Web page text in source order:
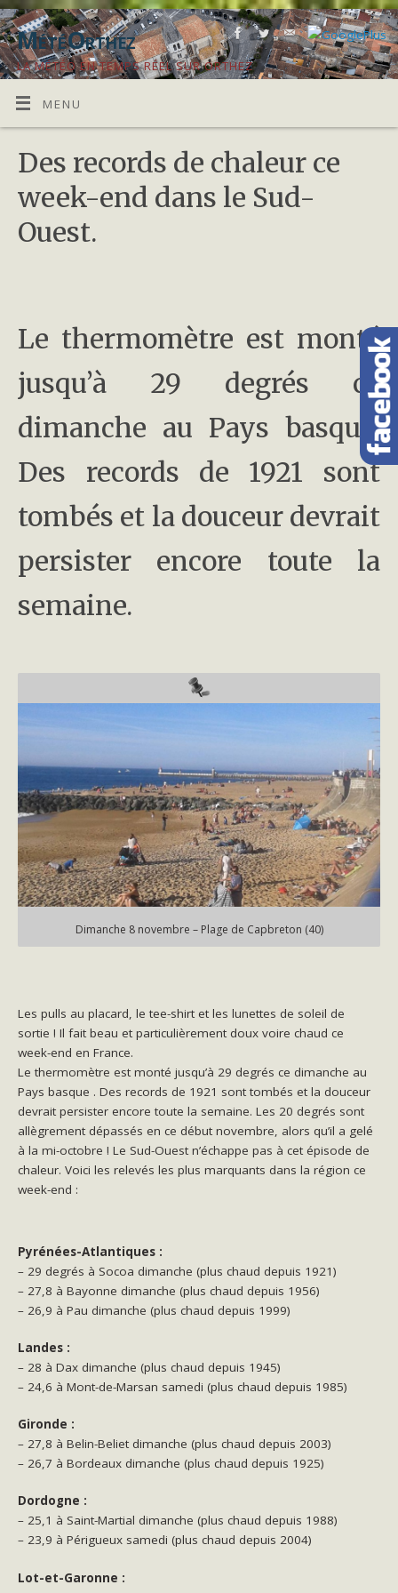
MétéOrthez
LA MÉTÉO EN TEMPS RÉEL SUR ORTHEZ
MENU
Des records de chaleur ce
week-end dans le Sud-
Ouest.
Le thermomètre est monté
jusqu’à 29 degrés ce
dimanche au Pays basque.
Des records de 1921 sont
tombés et la douceur devrait
persister encore toute la
semaine.
Dimanche 8 novembre – Plage de Capbreton (40)
Les pulls au placard, le tee-shirt et les lunettes de soleil de
sortie ! Il fait beau et particulièrement doux voire chaud ce
week-end en France.
Le thermomètre est monté jusqu’à 29 degrés ce dimanche au
Pays basque . Des records de 1921 sont tombés et la douceur
devrait persister encore toute la semaine. Les 20 degrés sont
allègrement dépassés en ce début novembre, alors qu’il a gelé
à la mi-octobre ! Le Sud-Ouest n’échappe pas à cet épisode de
chaleur. Voici les relevés les plus marquants dans la région ce
week-end :
Pyrénées-Atlantiques :
– 29 degrés à Socoa dimanche (plus chaud depuis 1921)
– 27,8 à Bayonne dimanche (plus chaud depuis 1956)
– 26,9 à Pau dimanche (plus chaud depuis 1999)
Landes :
– 28 à Dax dimanche (plus chaud depuis 1945)
– 24,6 à Mont-de-Marsan samedi (plus chaud depuis 1985)
Gironde :
– 27,8 à Belin-Beliet dimanche (plus chaud depuis 2003)
– 26,7 à Bordeaux dimanche (plus chaud depuis 1925)
Dordogne :
– 25,1 à Saint-Martial dimanche (plus chaud depuis 1988)
– 23,9 à Périgueux samedi (plus chaud depuis 2004)
Lot-et-Garonne :